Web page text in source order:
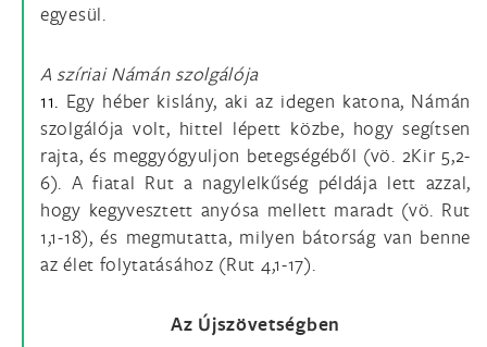
egyesül.
A szíriai Námán szolgálója
11. Egy héber kislány, aki az idegen katona, Námán
szolgálója volt, hittel lépett közbe, hogy segítsen
rajta, és meggyógyuljon betegségéből (vö. 2Kir 5,2-
6). A fiatal Rut a nagylelkűség példája lett azzal,
hogy kegyvesztett anyósa mellett maradt (vö. Rut
1,1-18), és megmutatta, milyen bátorság van benne
az élet folytatásához (Rut 4,1-17).
Az Újszövetségben